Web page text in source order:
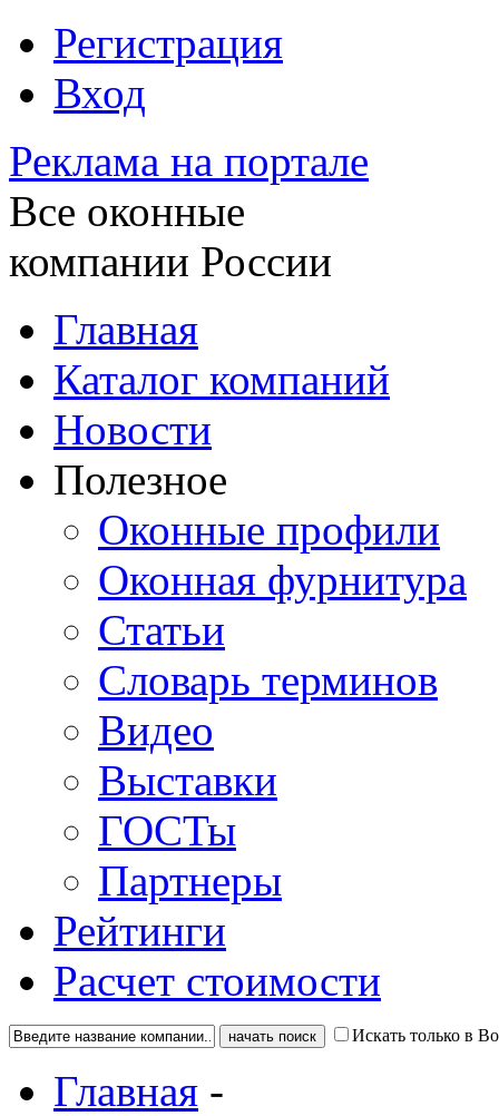
Регистрация
Вход
Реклама на портале
Все оконные
компании России
Главная
Каталог компаний
Новости
Полезное
Оконные профили
Оконная фурнитура
Статьи
Словарь терминов
Видео
Выставки
ГОСТы
Партнеры
Рейтинги
Расчет стоимости
Искать только в
Главная -